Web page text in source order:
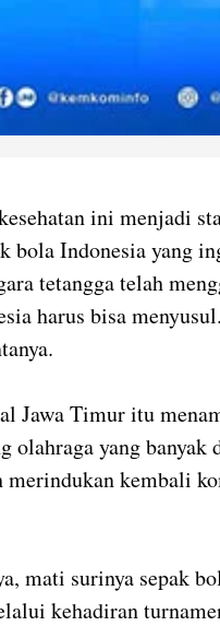
ini menjadi
bola Indonesia yang
tetangga telah
harus bisa
Jawa Timur itu
olahraga yang
merindukan kembali
mati surinya sepak
kehadiran